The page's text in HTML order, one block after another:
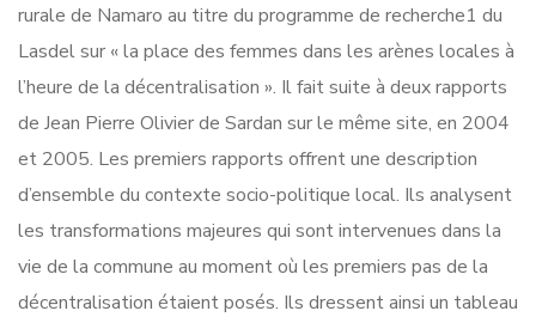
rurale de Namaro au titre du programme de recherche1 du
Lasdel sur « la place des femmes dans les arènes locales à
l’heure de la décentralisation ». Il fait suite à deux rapports
de Jean Pierre Olivier de Sardan sur le même site, en 2004
et 2005. Les premiers rapports offrent une description
d’ensemble du contexte socio-politique local. Ils analysent
les transformations majeures qui sont intervenues dans la
vie de la commune au moment où les premiers pas de la
décentralisation étaient posés. Ils dressent ainsi un tableau